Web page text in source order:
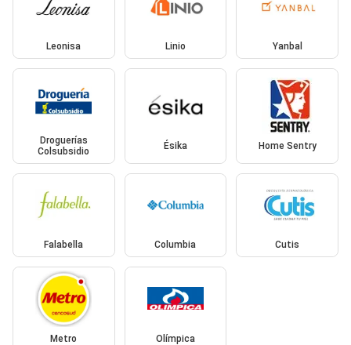
Leonisa Linio Yanbal
Droguerías
Colsubsidio
Ésika Home Sentry
Falabella Columbia Cutis
Metro Olímpica